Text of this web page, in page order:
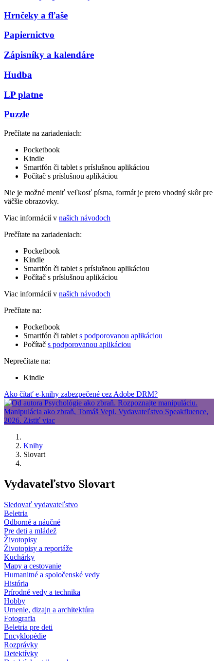
Hrnčeky a fľaše
Papiernictvo
Zápisníky a kalendáre
Hudba
LP platne
Puzzle
Prečítate na zariadeniach:
Pocketbook
Kindle
Smartfón či tablet s príslušnou aplikáciou
Počítač s príslušnou aplikáciou
Nie je možné meniť veľkosť písma, formát je preto vhodný skôr pre
väčšie obrazovky.
Viac informácií v našich návodoch
Prečítate na zariadeniach:
Pocketbook
Kindle
Smartfón či tablet s príslušnou aplikáciou
Počítač s príslušnou aplikáciou
Viac informácií v našich návodoch
Prečítate na:
Pocketbook
Smartfón či tablet s podporovanou aplikáciou
Počítač s podporovanou aplikáciou
Neprečítate na:
Kindle
Ako čítať e-knihy zabezpečené cez Adobe DRM?
Knihy
Slovart
Vydavateľstvo Slovart
Sledovať vydavateľstvo
Beletria
Odborné a náučné
Pre deti a mládež
Životopisy
Životopisy a reportáže
Kuchárky
Mapy a cestovanie
Humanitné a spoločenské vedy
História
Prírodné vedy a technika
Hobby
Umenie, dizajn a architektúra
Fotografia
Beletria pre deti
Encyklopédie
Rozprávky
Detektívky